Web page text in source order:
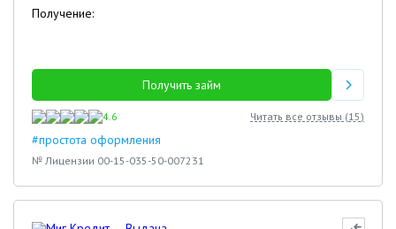
Получение:
Получить займ
4.6 Читать все отзывы (15)
#простота оформления
№ Лицензии 00-15-035-50-007231